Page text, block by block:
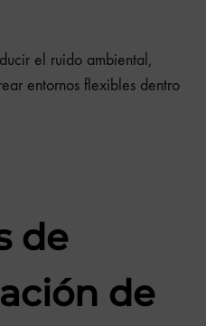
el ruido ambiental,
entornos flexibles dentro
de
de